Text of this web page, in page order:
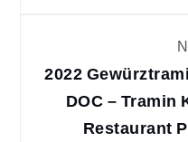
2022
DOC – Tramin
Restaurant